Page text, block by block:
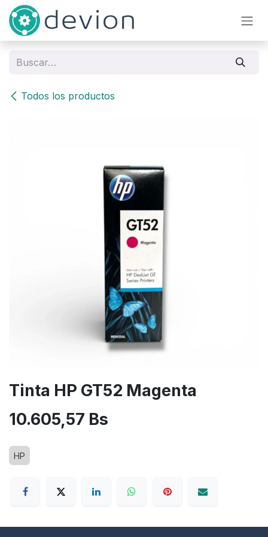
Ir al contenido
Todos los productos
Tinta HP GT52 Magenta
10.605,57 Bs
HP